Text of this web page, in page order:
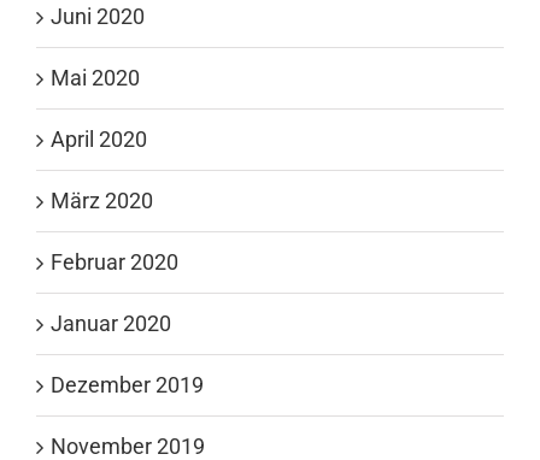
Juni 2020
Mai 2020
April 2020
März 2020
Februar 2020
Januar 2020
Dezember 2019
November 2019